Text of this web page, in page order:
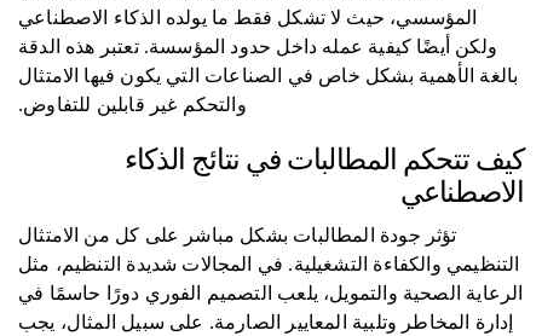
المؤسسي، حيث لا تشكل فقط ما يولده الذكاء الاصطناعي
ولكن أيضًا كيفية عمله داخل حدود المؤسسة. تعتبر هذه الدقة
بالغة الأهمية بشكل خاص في الصناعات التي يكون فيها الامتثال
والتحكم غير قابلين للتفاوض.
كيف تتحكم المطالبات في نتائج الذكاء
الاصطناعي
تؤثر جودة المطالبات بشكل مباشر على كل من الامتثال
التنظيمي والكفاءة التشغيلية. في المجالات شديدة التنظيم، مثل
الرعاية الصحية والتمويل، يلعب التصميم الفوري دورًا حاسمًا في
إدارة المخاطر وتلبية المعايير الصارمة. على سبيل المثال، يجب